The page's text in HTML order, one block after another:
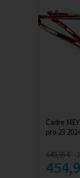
Cadre
pro 23
649,95 € -